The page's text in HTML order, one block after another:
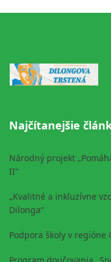
Najčítanejšie
Národný projekt
II“
„Kvalitné a inkluzívne
Dilonga“
Podpora školy v regióne